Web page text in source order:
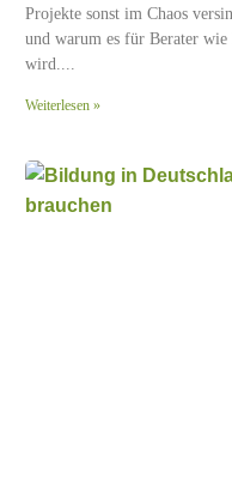
Projekte sonst im Chaos
und warum es für Berater
wird.
Weiterlesen »